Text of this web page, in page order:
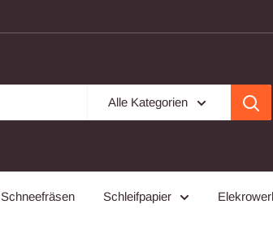
Alle Kategorien
Schneefräsen Schleifpapier